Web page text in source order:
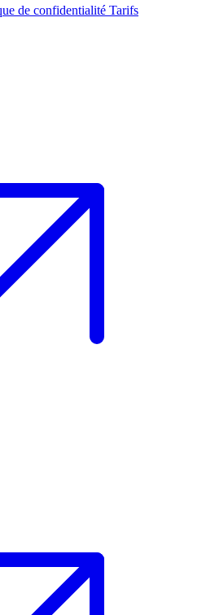
de confidentialité Tarifs